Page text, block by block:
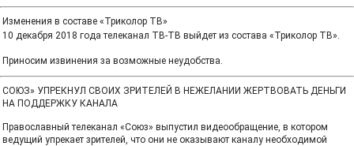
Изменения в составе «Триколор ТВ»
10 декабря 2018 года телеканал ТВ-ТВ выйдет из состава «Триколор ТВ».
Приносим извинения за возможные неудобства.
СОЮЗ» УПРЕКНУЛ СВОИХ ЗРИТЕЛЕЙ В НЕЖЕЛАНИИ ЖЕРТВОВАТЬ ДЕНЬГИ
НА ПОДДЕРЖКУ КАНАЛА
Православный телеканал «Союз» выпустил видеообращение, в котором
ведущий упрекает зрителей, что они не оказывают каналу необходимой